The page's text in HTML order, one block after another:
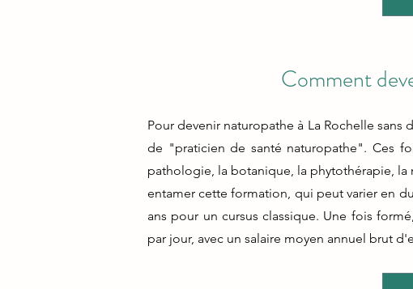
Comment
Pour devenir naturopathe à La Rochelle
de "praticien de santé naturopathe". Ces
pathologie, la botanique, la phytothérapie,
entamer cette formation, qui peut varier en
ans pour un cursus classique. Une fois
par jour, avec un salaire moyen annuel brut